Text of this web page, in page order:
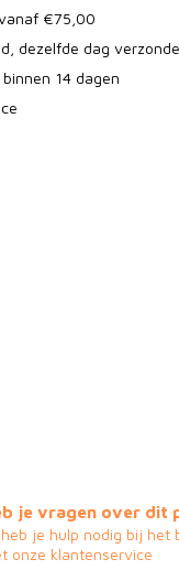
€75,00
dezelfde dag
14 dagen
je vragen over dit
je hulp nodig bij het
onze klantenservice